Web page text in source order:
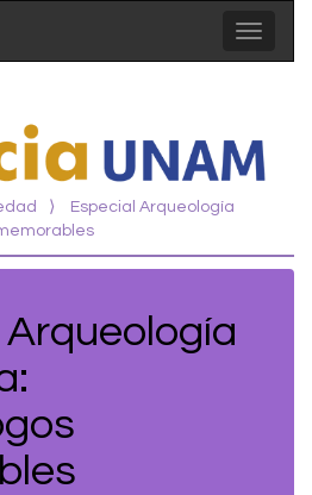
Toggle
⟩
Especial Arqueología